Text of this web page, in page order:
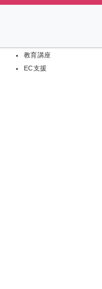
教育講座
EC支援